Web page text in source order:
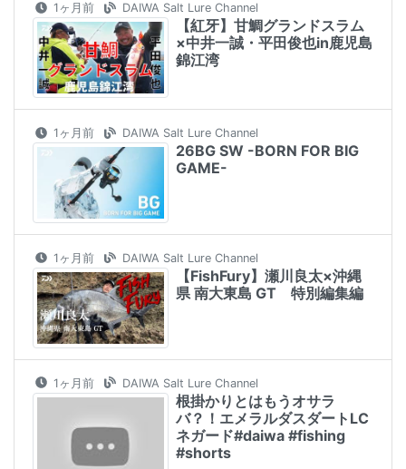
1ヶ月前 DAIWA Salt Lure Channel
【紅牙】甘鯛グランドスラム
×中井一誠・平田俊也in鹿児島
錦江湾
1ヶ月前 DAIWA Salt Lure Channel
26BG SW -BORN FOR BIG
GAME-
1ヶ月前 DAIWA Salt Lure Channel
【FishFury】瀬川良太×沖縄
県 南大東島 GT 特別編集編
1ヶ月前 DAIWA Salt Lure Channel
根掛かりとはもうオサラ
バ？！エメラルダスダートLC
ネガード#daiwa #fishing
#shorts